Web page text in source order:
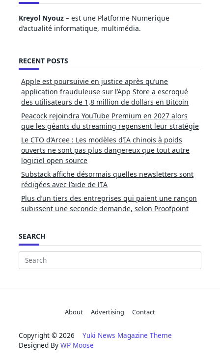
Kreyol Nyouz – est une Platforme Numerique
d’actualité informatique, multimédia.
RECENT POSTS
Apple est poursuivie en justice après qu’une
application frauduleuse sur l’App Store a escroqué
des utilisateurs de 1,8 million de dollars en Bitcoin
Peacock rejoindra YouTube Premium en 2027 alors
que les géants du streaming repensent leur stratégie
Le CTO d’Arcee : Les modèles d’IA chinois à poids
ouverts ne sont pas plus dangereux que tout autre
logiciel open source
Substack affiche désormais quelles newsletters sont
rédigées avec l’aide de l’IA
Plus d’un tiers des entreprises qui paient une rançon
subissent une seconde demande, selon Proofpoint
SEARCH
Search
About Advertising Contact
Copyright © 2026 Yuki News Magazine Theme
Designed By WP Moose